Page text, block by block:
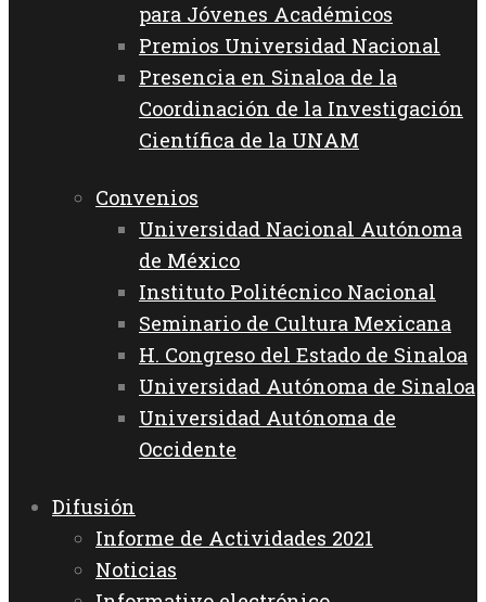
para Jóvenes Académicos
Premios Universidad Nacional
Presencia en Sinaloa de la
Coordinación de la Investigación
Científica de la UNAM
Convenios
Universidad Nacional Autónoma
de México
Instituto Politécnico Nacional
Seminario de Cultura Mexicana
H. Congreso del Estado de Sinaloa
Universidad Autónoma de Sinaloa
Universidad Autónoma de
Occidente
Difusión
Informe de Actividades 2021
Noticias